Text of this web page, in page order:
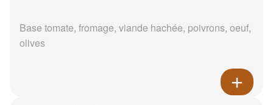
Base tomate, fromage, viande hachée, poivrons, oeuf,
olives